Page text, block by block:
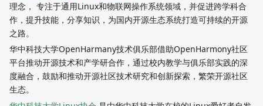
理念， 专注于通用Linux和物联网操作系统领域，并促进跨学科合
作，提升技能，分享知识，为国内开源生态系统打造可持续的开源
之路。
华中科技大学OpenHarmany技术俱乐部借助OpenHarmony社区
平台推动开源技术和产学研合作，通过校内教学与俱乐部实践的深
度融合，鼓励和推动开源社区技术研究和创新探索，繁荣开源社区
生态。